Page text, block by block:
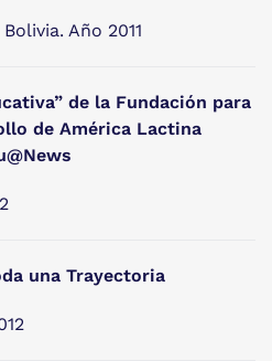
Año 2011
de la Fundación para
de América Lactina
una Trayectoria